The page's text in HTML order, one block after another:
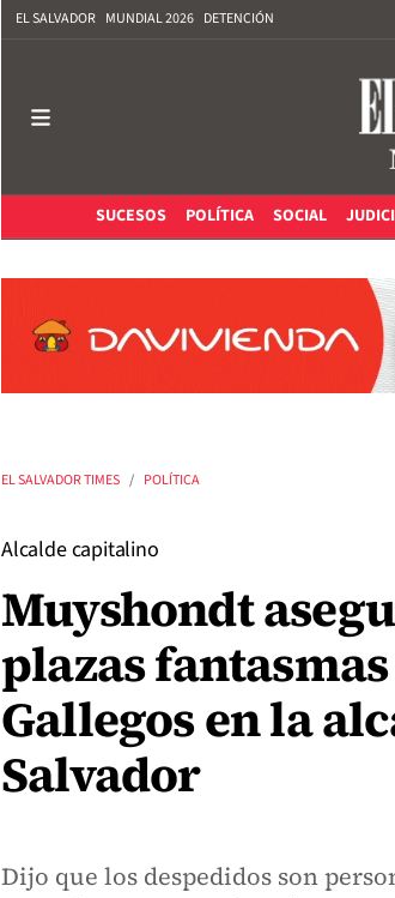
EL SALVADOR MUNDIAL 2026 DETENCIÓN
SUCESOS
POLÍTICA SOCIAL
EL SALVADOR TIMES POLÍTICA
Alcalde capitalino
Muyshondt
plazas
Gallegos en la
Salvador
Dijo que los despedidos son